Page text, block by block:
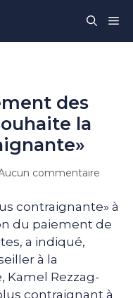
des
la
commentaire
contraignante» à
du paiement de
a indiqué,
à la
Kamel Rezzag-
contraignant à